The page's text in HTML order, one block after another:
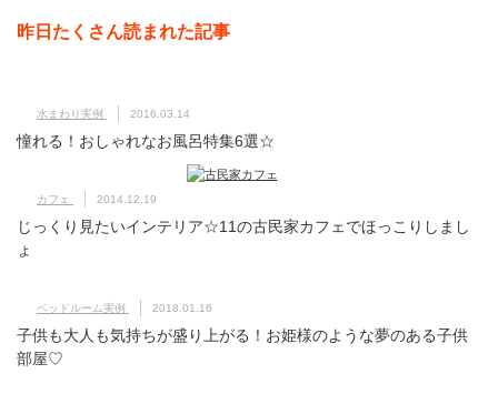
昨日たくさん読まれた記事
水まわり実例 2016.03.14
憧れる！おしゃれなお風呂特集6選☆
カフェ 2014.12.19
じっくり見たいインテリア☆11の古民家カフェでほっこりしまし
ょ
ベッドルーム実例 2018.01.16
子供も大人も気持ちが盛り上がる！お姫様のような夢のある子供
部屋♡